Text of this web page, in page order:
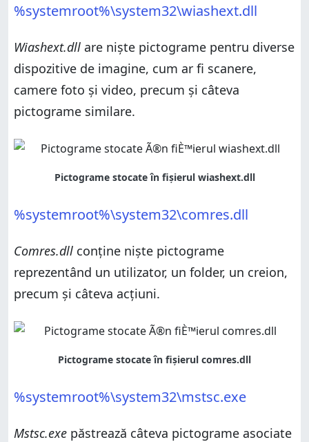
%systemroot%\system32\wiashext.dll
Wiashext.dll are niște pictograme pentru diverse
dispozitive de imagine, cum ar fi scanere,
camere foto și video, precum și câteva
pictograme similare.
%systemroot%\system32\comres.dll
Comres.dll conține niște pictograme
reprezentând un utilizator, un folder, un creion,
precum și câteva acțiuni.
%systemroot%\system32\mstsc.exe
Mstsc.exe păstrează câteva pictograme asociate